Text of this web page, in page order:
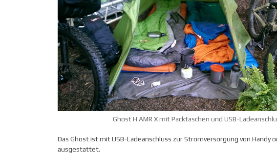
Ghost H AMR X mit Packtaschen und USB-
Das Ghost ist mit USB-Ladeanschluss zur Stromversorgung von Handy
ausgestattet.